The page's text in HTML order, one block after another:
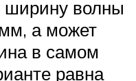
ширину волны
а может
в самом
равна